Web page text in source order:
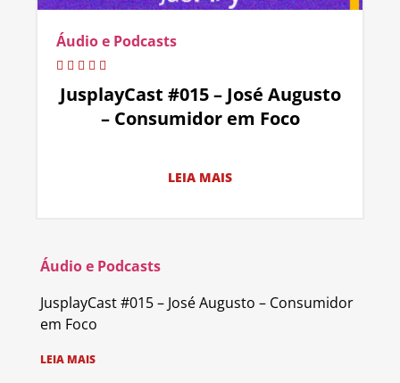
Áudio e Podcasts
JusplayCast #015 – José Augusto
– Consumidor em Foco
LEIA MAIS
Áudio e Podcasts
JusplayCast #015 – José Augusto – Consumidor
em Foco
LEIA MAIS